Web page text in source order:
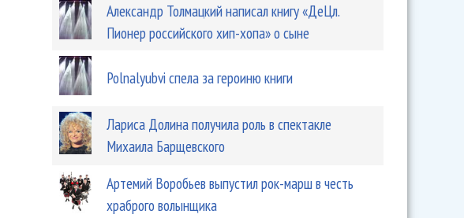
Александр Толмацкий написал книгу «ДеЦл.
Пионер российского хип-хопа» о сыне
Polnalyubvi спела за героиню книги
Лариса Долина получила роль в спектакле
Михаила Барщевского
Артемий Воробьев выпустил рок-марш в честь
храброго волынщика